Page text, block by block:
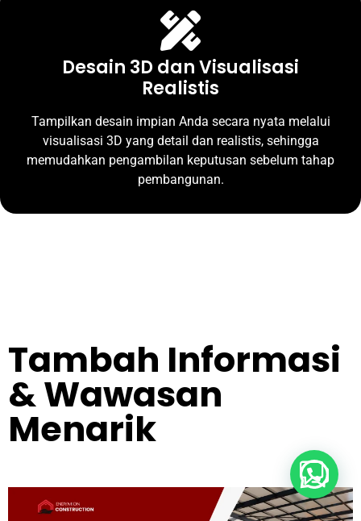
Desain 3D dan Visualisasi
Realistis
Tampilkan desain impian Anda secara nyata melalui
visualisasi 3D yang detail dan realistis, sehingga
memudahkan pengambilan keputusan sebelum tahap
pembangunan.
Tambah Informasi
& Wawasan
Menarik